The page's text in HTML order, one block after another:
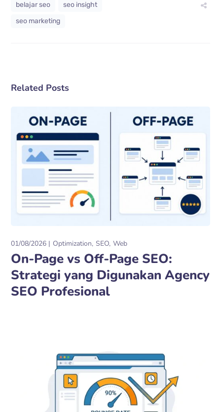
belajar seo
seo insight
seo marketing
Related Posts
01/08/2026 Optimization SEO Web
On-Page vs Off-Page SEO:
Strategi yang Digunakan Agency
SEO Profesional